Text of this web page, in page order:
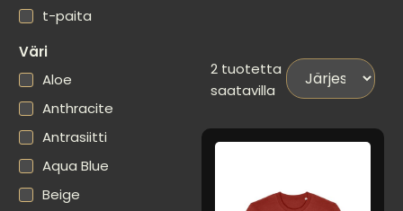
t-paita
Väri
Aloe
Anthracite
Antrasiitti
Aqua Blue
Beige
2 tuotetta
saatavilla